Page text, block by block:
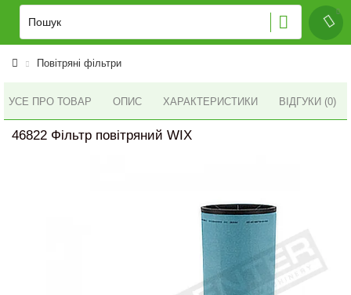
Повітряні фільтри
УСЕ ПРО ТОВАР ОПИС ХАРАКТЕРИСТИКИ ВІДГУКИ (0)
46822 Фільтр повітряний WIX